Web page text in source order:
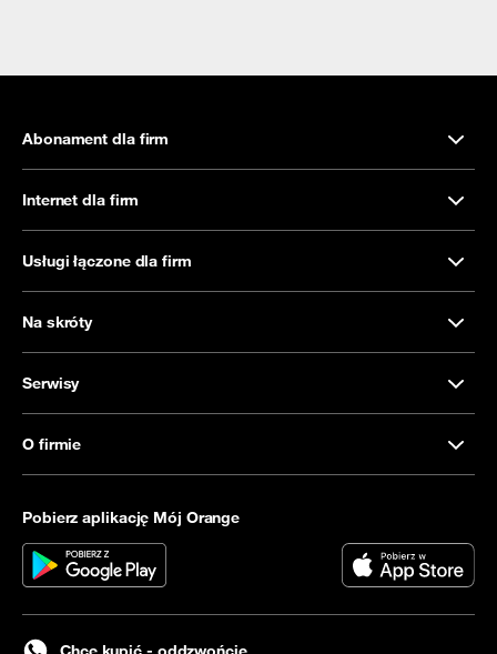
Abonament dla firm
Internet dla firm
Usługi łączone dla firm
Na skróty
Serwisy
O firmie
Pobierz aplikację Mój Orange